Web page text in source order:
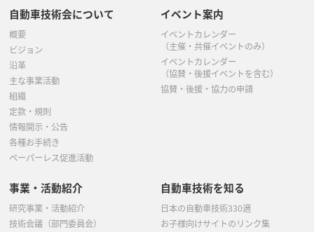
自動車技術会について
概要
ビジョン
沿革
主な事業活動
組織
定款・規則
情報開示・公告
各種お手続き
ペーパーレス促進活動
イベント案内
イベントカレンダー
（主催・共催イベントのみ）
イベントカレンダー
（協賛・後援イベントを含む）
協賛・後援・協力の申請
事業・活動紹介
研究事業・活動紹介
技術会議（部門委員会）
自動車技術を知る
日本の自動車技術330選
お子様向けサイトのリンク集